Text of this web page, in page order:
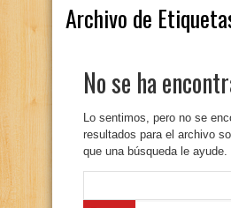
Archivo de
No se ha
Lo sentimos, pero no se
resultados para el archivo
que una búsqueda le ayude.